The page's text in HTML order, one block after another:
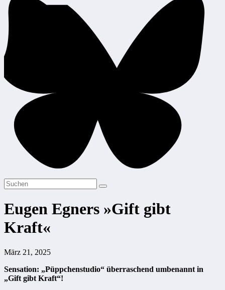
Eugen Egners »Gift gibt
Kraft«
März 21, 2025
Sensation: „Püppchenstudio“ überraschend umbenannt in
„Gift gibt Kraft“!